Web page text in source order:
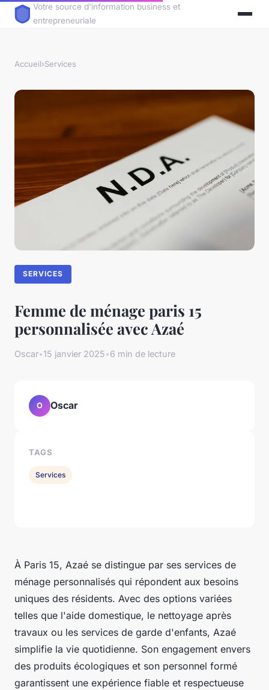
Votre source d'information business et
entrepreneuriale
Accueil›Services
SERVICES
Femme de ménage paris 15
personnalisée avec Azaé
Oscar•15 janvier 2025•6 min de lecture
À Paris 15, Azaé se distingue par ses services de
ménage personnalisés qui répondent aux besoins
uniques des résidents. Avec des options variées
telles que l'aide domestique, le nettoyage après
travaux ou les services de garde d'enfants, Azaé
simplifie la vie quotidienne. Son engagement envers
des produits écologiques et son personnel formé
garantissent une expérience fiable et respectueuse
O Oscar
TAGS
Services